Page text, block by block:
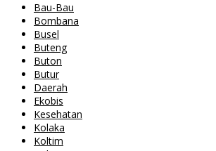
Bau-Bau
Bombana
Busel
Buteng
Buton
Butur
Daerah
Ekobis
Kesehatan
Kolaka
Koltim